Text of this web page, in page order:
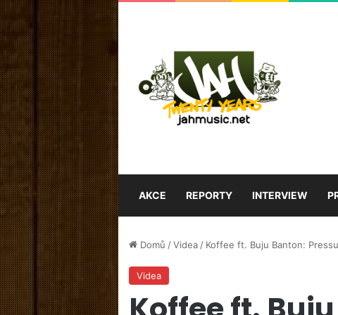
AKCE REPORTY INTERVIEW
Domů /Videa / Koffee ft. Buju Banton:
Videa